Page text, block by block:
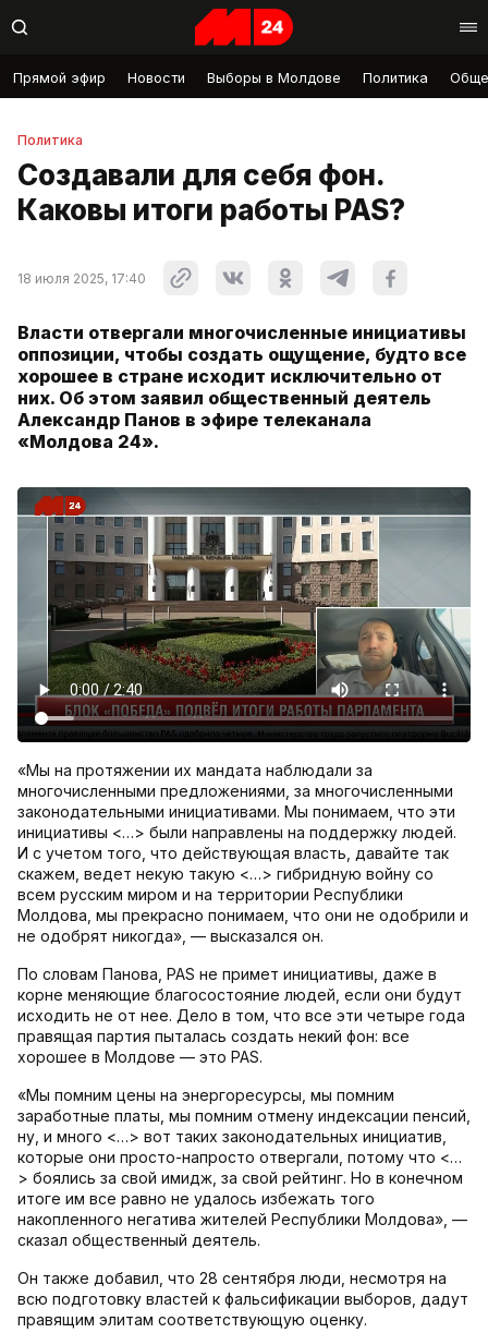
Прямой эфир Новости Выборы в Молдове Политика
Политика
Создавали для себя фон.
Каковы итоги работы PAS?
18 июля 2025, 17:40
Власти отвергали многочисленные инициативы
оппозиции, чтобы создать ощущение, будто все
хорошее в стране исходит исключительно от
них. Об этом заявил общественный деятель
Александр Панов в эфире телеканала
«Молдова 24».
«Мы на протяжении их мандата наблюдали за
многочисленными предложениями, за многочисленными
законодательными инициативами. Мы понимаем, что эти
инициативы <…> были направлены на поддержку людей.
И с учетом того, что действующая власть, давайте так
скажем, ведет некую такую <…> гибридную войну со
всем русским миром и на территории Республики
Молдова, мы прекрасно понимаем, что они не одобрили и
не одобрят никогда», — высказался он.
По словам Панова, PAS не примет инициативы, даже в
корне меняющие благосостояние людей, если они будут
исходить не от нее. Дело в том, что все эти четыре года
правящая партия пыталась создать некий фон: все
хорошее в Молдове — это PAS.
«Мы помним цены на энергоресурсы, мы помним
заработные платы, мы помним отмену индексации пенсий,
ну, и много <…> вот таких законодательных инициатив,
которые они просто-напросто отвергали, потому что <…
> боялись за свой имидж, за свой рейтинг. Но в конечном
итоге им все равно не удалось избежать того
накопленного негатива жителей Республики Молдова», —
сказал общественный деятель.
Он также добавил, что 28 сентября люди, несмотря на
всю подготовку властей к фальсификации выборов, дадут
правящим элитам соответствующую оценку.